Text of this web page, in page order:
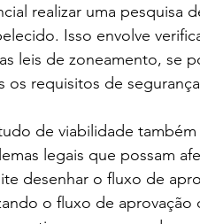
realizar uma pesquisa
Isso envolve
leis de zoneamento, se
os requisitos de
de viabilidade
legais que possam
desenhar o fluxo de
o fluxo de aprovação